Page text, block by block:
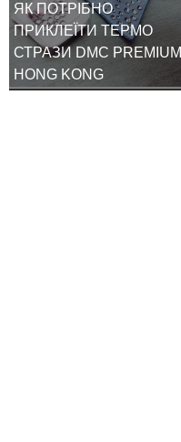
ЯК ПОТРІБНО
ПРИКЛЕЇТИ ТЕРМО
СТРАЗИ DMC PREMIUM
HONG KONG